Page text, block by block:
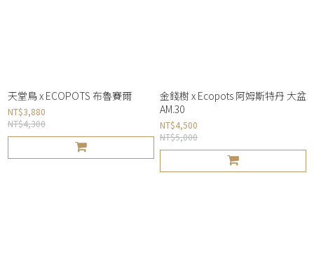
天堂鳥 x ECOPOTS 布魯賽爾
NT$3,880
NT$4,300
金錢樹 x Ecopots 阿姆斯特丹 大盆
AM.30
NT$4,500
NT$5,000